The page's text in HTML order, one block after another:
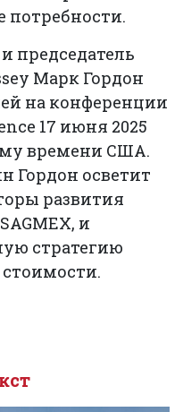
потребности.
председатель
Марк Гордон
на конференции
17 июня 2025
времени США.
Гордон осветит
развития
и
стратегию